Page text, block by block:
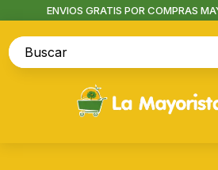
ENVIOS GRATIS POR COMPRAS